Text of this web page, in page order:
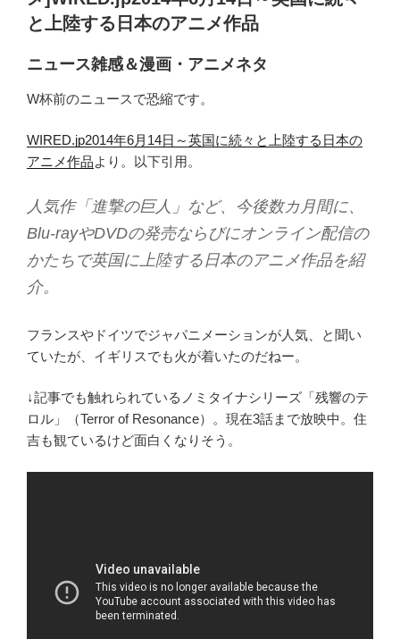
と上陸する日本のアニメ作品
ニュース雑感＆漫画・アニメネタ
W杯前のニュースで恐縮です。
WIRED.jp2014年6月14日～英国に続々と上陸する日本の
アニメ作品より。以下引用。
人気作「進撃の巨人」など、今後数カ月間に、
Blu-rayやDVDの発売ならびにオンライン配信の
かたちで英国に上陸する日本のアニメ作品を紹
介。
フランスやドイツでジャパニメーションが人気、と聞い
ていたが、イギリスでも火が着いたのだねー。
↓記事でも触れられているノミタイナシリーズ「残響のテ
ロル」（Terror of Resonance）。現在3話まで放映中。住
吉も観ているけど面白くなりそう。